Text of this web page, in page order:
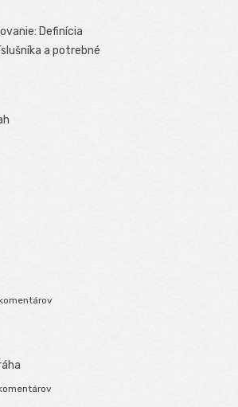
Definícia
a potrebné